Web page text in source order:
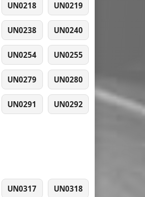
UN0218 UN0219
UN0238 UN0240
UN0254 UN0255
UN0279 UN0280
UN0291 UN0292
UN0317 UN0318